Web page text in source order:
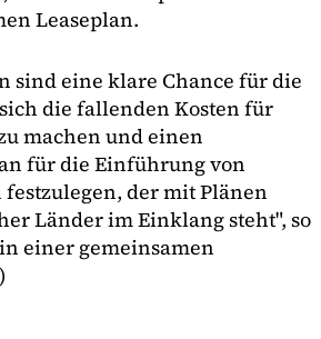
Leaseplan.
sind eine klare Chance für die
die fallenden Kosten für
machen und einen
für die Einführung von
der mit Plänen
Länder im Einklang steht", so
einer gemeinsamen